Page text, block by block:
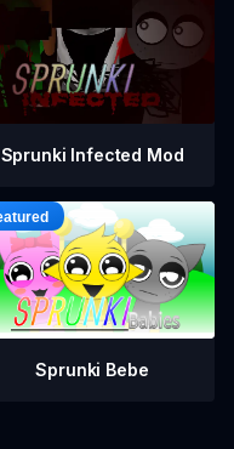
Sprunki Infected Mod
Sprunki Bebe